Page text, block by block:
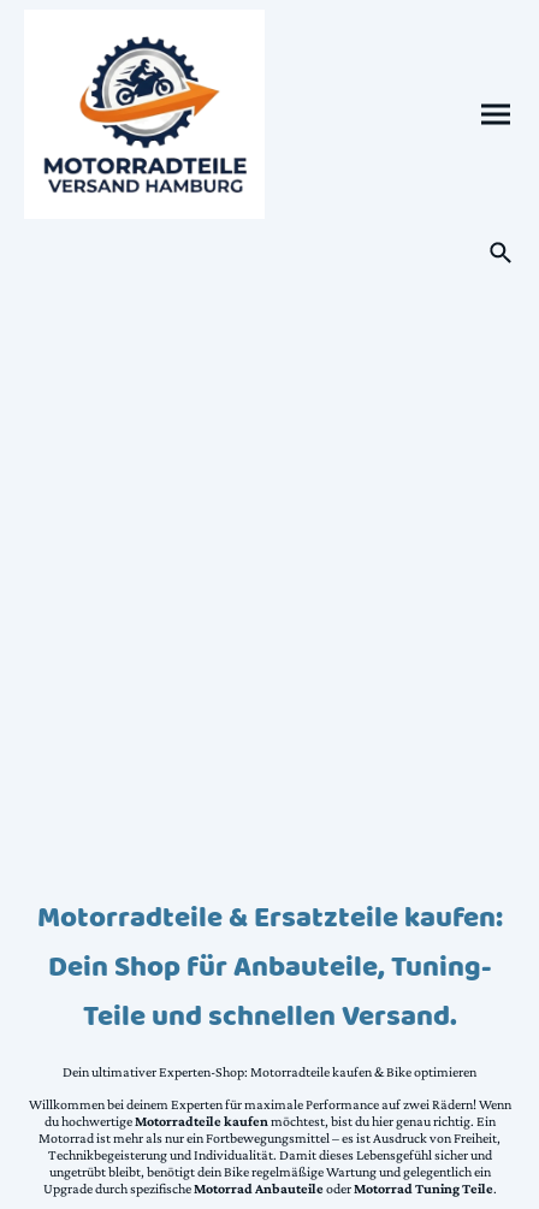
Motorradteile & Ersatzteile kaufen:
Dein Shop für Anbauteile, Tuning-
Teile und schnellen Versand.
Dein ultimativer Experten-Shop: Motorradteile kaufen & Bike optimieren
Willkommen bei deinem Experten für maximale Performance auf zwei Rädern! Wenn
du hochwertigeMotorradteile kaufen möchtest, bist du hier genau richtig. Ein
Motorrad ist mehr als nur ein Fortbewegungsmittel – es ist Ausdruck von Freiheit,
Technikbegeisterung und Individualität. Damit dieses Lebensgefühl sicher und
ungetrübt bleibt, benötigt dein Bike regelmäßige Wartung und gelegentlich ein
Upgrade durch spezifischeMotorrad AnbauteileoderMotorrad Tuning Teile.